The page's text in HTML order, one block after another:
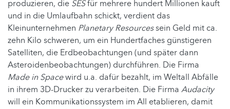
produzieren, die SESfür mehrere hundert Millionen kauft
und in die Umlaufbahn schickt, verdient das
Kleinunternehmen Planetary Resourcessein Geld mit ca.
zehn Kilo schweren, um ein Hundertfaches günstigeren
Satelliten, die Erdbeobachtungen (und später dann
Asteroidenbeobachtungen) durchführen. Die Firma
Made in Spacewird u.a. dafür bezahlt, im Weltall Abfälle
in ihrem 3D-Drucker zu verarbeiten. Die Firma Audacity
will ein Kommunikationssystem im All etablieren, damit